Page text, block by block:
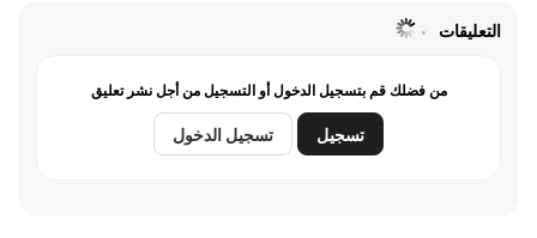
التعليقات
من فضلك قم بتسجيل الدخول أو التسجيل من أجل نشر تعليق
تسجيل تسجيل الدخول